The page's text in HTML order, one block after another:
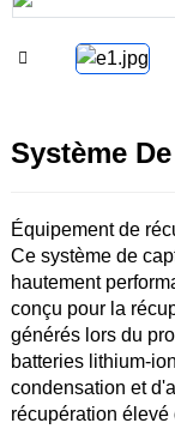
Système
Équipement de
Ce système de
hautement
conçu pour la
générés lors du
batteries lithium-
condensation et
récupération élevé